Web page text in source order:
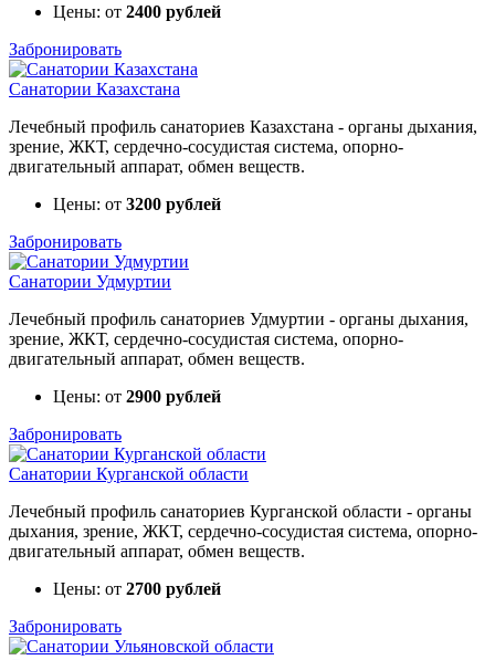
Цены: от 2400 рублей
Забронировать
Санатории Казахстана
Лечебный профиль санаториев Казахстана - органы дыхания,
зрение, ЖКТ, сердечно-сосудистая система, опорно-
двигательный аппарат, обмен веществ.
Цены: от 3200 рублей
Забронировать
Санатории Удмуртии
Лечебный профиль санаториев Удмуртии - органы дыхания,
зрение, ЖКТ, сердечно-сосудистая система, опорно-
двигательный аппарат, обмен веществ.
Цены: от 2900 рублей
Забронировать
Санатории Курганской области
Лечебный профиль санаториев Курганской области - органы
дыхания, зрение, ЖКТ, сердечно-сосудистая система, опорно-
двигательный аппарат, обмен веществ.
Цены: от 2700 рублей
Забронировать